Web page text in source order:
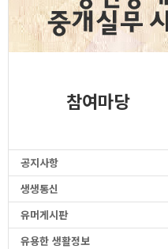
참여마당
공지사항
생생통신
유머게시판
유용한 생활정보